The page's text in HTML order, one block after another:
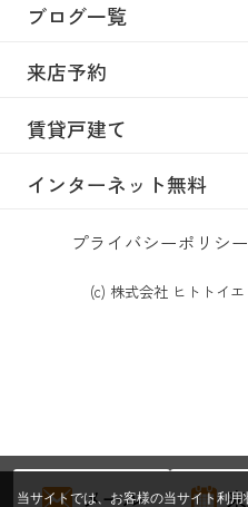
ブログ一覧
来店予約
賃貸戸建て
インターネット無料
プライバシーポリシー
(c) 株式会社 ヒトトイ
メール
当サイトでは、お客様の当サイト利